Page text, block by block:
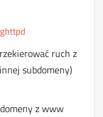
ruch z
subdomeny)
z www